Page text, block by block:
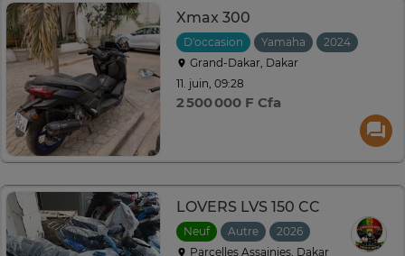
Xmax 300
D'occasion Yamaha
2024
Grand-Dakar, Dakar
11. juin, 09:28
2 500 000 F Cfa
LOVERS LVS 150 CC
Neuf Autre
2026
Parcelles Assainies, Dakar